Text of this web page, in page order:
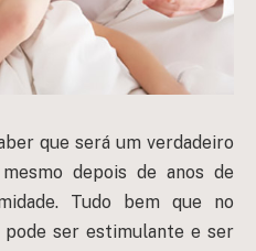
que será um verdadeiro
depois de anos de
Tudo bem que no
pode ser estimulante e ser